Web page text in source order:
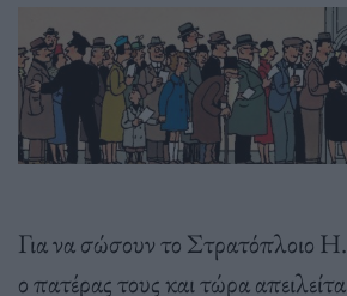
Για να σώσουν το Στρατόπλοιο
ο πατέρας τους και τώρα